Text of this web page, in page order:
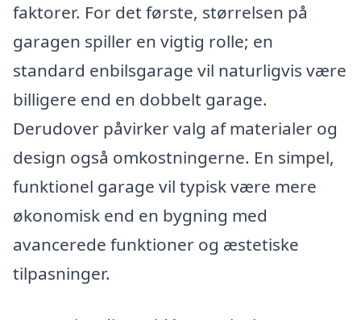
faktorer. For det første, størrelsen på
garagen spiller en vigtig rolle; en
standard enbilsgarage vil naturligvis være
billigere end en dobbelt garage.
Derudover påvirker valg af materialer og
design også omkostningerne. En simpel,
funktionel garage vil typisk være mere
økonomisk end en bygning med
avancerede funktioner og æstetiske
tilpasninger.